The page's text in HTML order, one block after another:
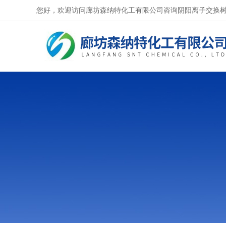
您好，欢迎访问廊坊森纳特化工有限公司咨询阴阳离子交换